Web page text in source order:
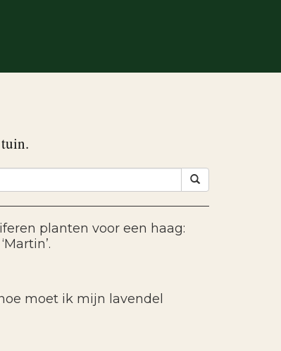
planten voor een haag:
moet ik mijn lavendel